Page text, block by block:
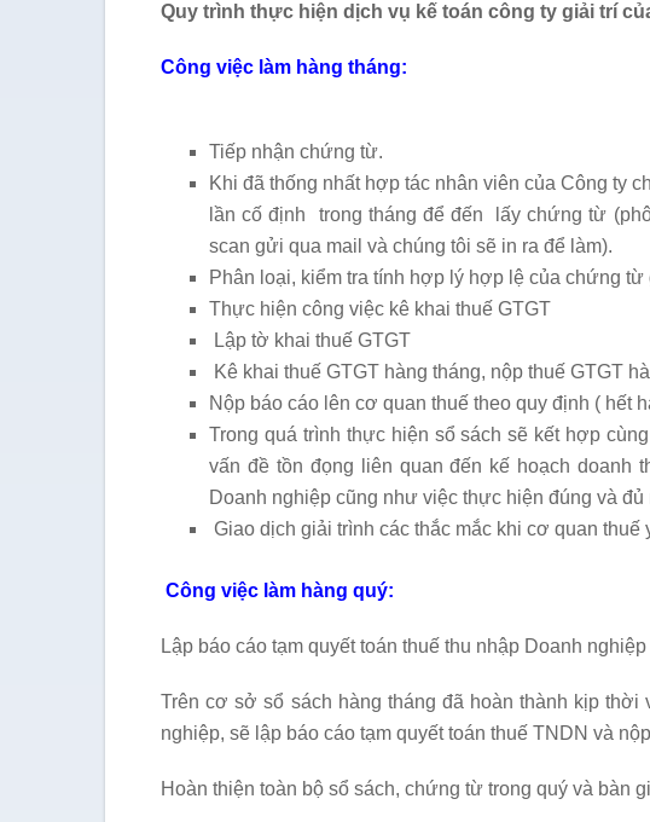
Quy trình thực hiện dịch vụ kế toán công ty giải trí
Công việc làm hàng tháng:
Tiếp nhận chứng từ.
Khi đã thống nhất hợp tác nhân viên của Công ty
lần cố định trong tháng để đến lấy chứng từ
scan gửi qua mail và chúng tôi sẽ in ra để làm).
Phân loại, kiểm tra tính hợp lý hợp lệ của chứng từ
Thực hiện công việc kê khai thuế GTGT
Lập tờ khai thuế GTGT
Kê khai thuế GTGT hàng tháng, nộp thuế GTGT
Nộp báo cáo lên cơ quan thuế theo quy định ( hết
Trong quá trình thực hiện sổ sách sẽ kết hợp
vấn đề tồn đọng liên quan đến kế hoạch doanh
Doanh nghiệp cũng như việc thực hiện đúng và
Giao dịch giải trình các thắc mắc khi cơ quan thuế
Công việc làm hàng quý:
Lập báo cáo tạm quyết toán thuế thu nhập Doanh nghiệp
Trên cơ sở sổ sách hàng tháng đã hoàn thành kịp
nghiệp, sẽ lập báo cáo tạm quyết toán thuế TNDN và
Hoàn thiện toàn bộ sổ sách, chứng từ trong quý và bàn